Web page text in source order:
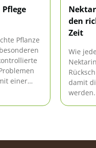
Pflanze
einer
den
Zeit
Wie
damit